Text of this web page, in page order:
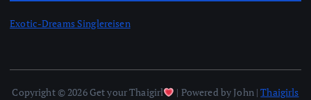
Exotic-Dreams Singlereisen
Copyright © 2026 Get your Thaigirl | Powered by John |Thaigirls